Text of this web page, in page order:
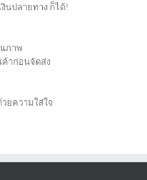
งินปลายทาง ก็ได้!
ภาพ
ค้าก่อนจัดส่ง
ยความใส่ใจ